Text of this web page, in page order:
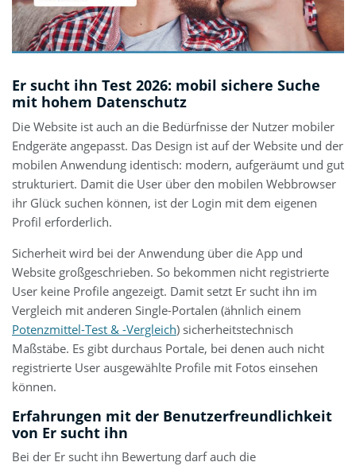
Er sucht ihn Test 2026: mobil sichere Suche
mit hohem Datenschutz
Die Website ist auch an die Bedürfnisse der Nutzer mobiler
Endgeräte angepasst. Das Design ist auf der Website und der
mobilen Anwendung identisch: modern, aufgeräumt und gut
strukturiert. Damit die User über den mobilen Webbrowser
ihr Glück suchen können, ist der Login mit dem eigenen
Profil erforderlich.
Sicherheit wird bei der Anwendung über die App und
Website großgeschrieben. So bekommen nicht registrierte
User keine Profile angezeigt. Damit setzt Er sucht ihn im
Vergleich mit anderen Single-Portalen (ähnlich einem
Potenzmittel-Test & -Vergleich) sicherheitstechnisch
Maßstäbe. Es gibt durchaus Portale, bei denen auch nicht
registrierte User ausgewählte Profile mit Fotos einsehen
können.
Erfahrungen mit der Benutzerfreundlichkeit
von Er sucht ihn
Bei der Er sucht ihn Bewertung darf auch die